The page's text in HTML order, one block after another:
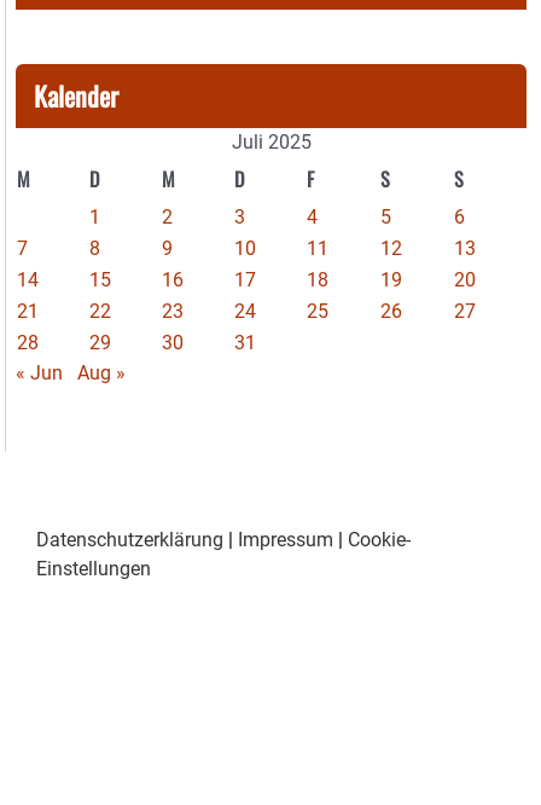
Kalender
Juli 2025
M D M D F S S
1 2 3 4 5
6
7
8 9 10 11 12
13
14
15 16 17 18 19
20
21
22 23 24 25 26
27
28
29 30
31
« Jun
Aug »
Datenschutzerklärung Impressum
Cookie-
Einstellungen